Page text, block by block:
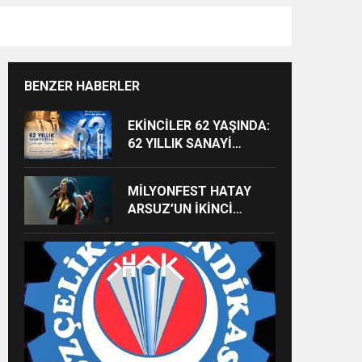
BENZER HABERLER
EKİNCİLER 62 YAŞINDA:
62 YILLIK SANAYİ
MİLYONFEST HATAY
ARSUZ’UN İKİNCİ
ÇAPANOĞLU SAHNE
ALACAK